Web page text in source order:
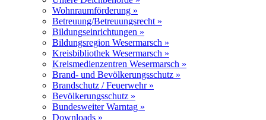
Wohnraumförderung »
Betreuung/Betreuungsrecht »
Bildungseinrichtungen »
Bildungsregion Wesermarsch »
Kreisbibliothek Wesermarsch »
Kreismedienzentren Wesermarsch »
Brand- und Bevölkerungsschutz »
Brandschutz / Feuerwehr »
Bevölkerungsschutz »
Bundesweiter Warntag »
Downloads »